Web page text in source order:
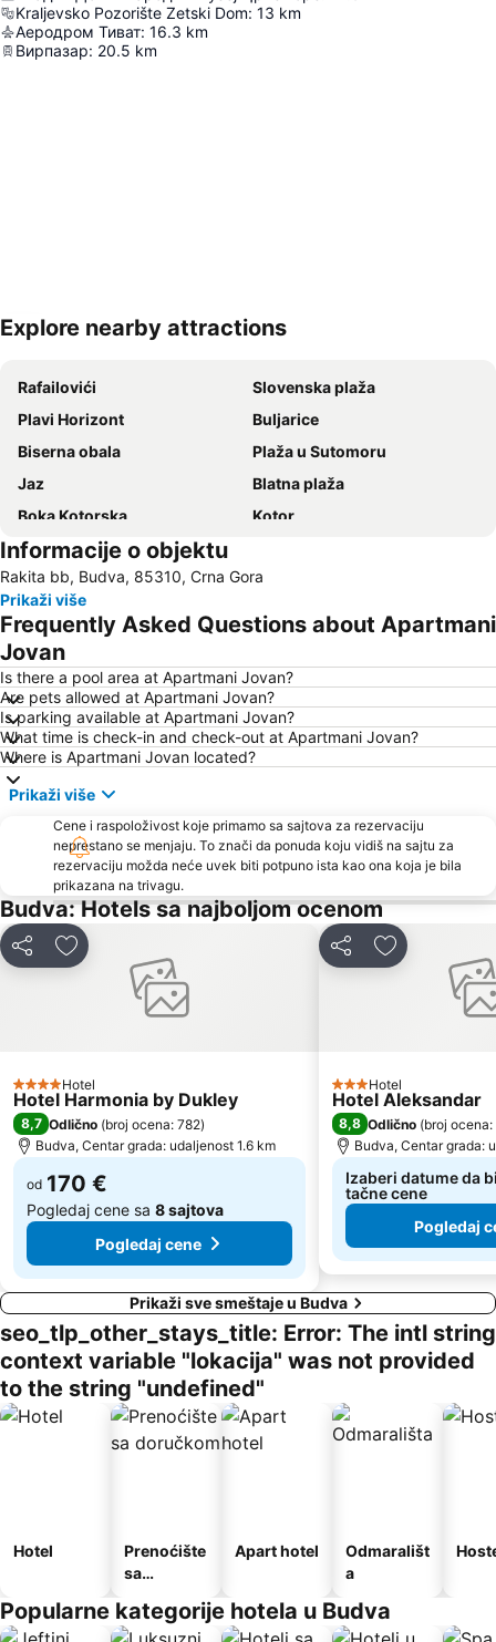
Kraljevsko Pozorište Zetski Dom: 13 km
Аеродром Тиват: 16.3 km
Вирпазар: 20.5 km
Explore nearby attractions
Rafailovići
Slovenska plaža
Plavi Horizont
Buljarice
Biserna obala
Plaža u Sutomoru
Jaz
Blatna plaža
Boka Kotorska
Kotor
Bečićka plaža
Seljanovo
Lučice
Kraljičina plaža
Stari grad Budva
Pržno
Porto Montenegro
Žanjice
Buljarica
Gradska plaža
Ostrvo cveća
Tivat
Crvena plaža
Waikiki
Stari grad Herceg Novi
Uvala Valdanos
Kamenovo
Kraljičina plaža
Izletište Rose
Veliki Pijesak
Petrovacka Obala
Plaža Miločer
Yachting Club 32
Drobni pijesak
Žalo
Almara Beach
Aerodrom Podgorica
Stari Bar
Luka Bar
Informacije o objektu
Rakita bb, Budva, 85310, Crna Gora
Prikaži više
Frequently Asked Questions about Apartmani
Jovan
Is there a pool area at Apartmani Jovan?
Are pets allowed at Apartmani Jovan?
Is parking available at Apartmani Jovan?
What time is check-in and check-out at Apartmani Jovan?
Where is Apartmani Jovan located?
Prikaži više
Cene i raspoloživost koje primamo sa sajtova za rezervaciju
neprestano se menjaju. To znači da ponuda koju vidiš na sajtu za
rezervaciju možda neće uvek biti potpuno ista kao ona koja je bila
prikazana na trivagu.
Budva: Hotels sa najboljom ocenom
Deli Dodati u favorite
4 Zvezdice
Hotel
Hotel Harmonia by Dukley
8,7 Odlično (broj ocena: 782)
Budva, Centar grada: udaljenost 1.6 km
od 170 €
Pogledaj cene sa 8 sajtova
Pogledaj cene
Deli Dodati u
3 Zvezdice
Hotel
Hotel Aleksandar
8,8 Odlično (broj ocena:
Budva, Centar grada:
Izaberi datume da
tačne cene
Pogledaj
Prikaži sve smeštaje u Budva
seo_tlp_other_stays_title: Error: The intl string
context variable "lokacija" was not provided
to the string "undefined"
Hotel
Prenoćište
sa
Apart hotel
Odmarališt
a
Popularne kategorije hotela u Budva